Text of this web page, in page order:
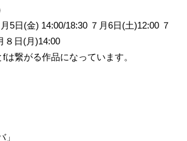
5日(金) 14:00/18:30 ７月6日(土)12:00 ７
８日(月)14:00
繋がる作品になっています。